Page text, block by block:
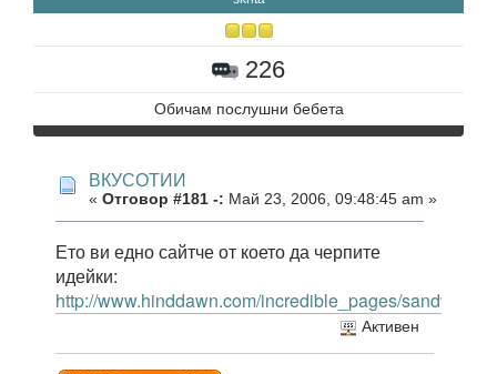
226
Обичам послушни бебета
ВКУСОТИИ
« Отговор #181 -: Май 23, 2006, 09:48:45 am »
Ето ви едно сайтче от което да черпите
идейки:
http://www.hinddawn.com/incredible_pages/
Активен